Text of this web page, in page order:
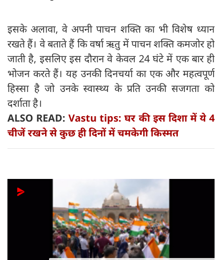
इसके अलावा, वे अपनी पाचन शक्ति का भी विशेष ध्यान
रखते हैं। वे बताते हैं कि वर्षा ऋतु में पाचन शक्ति कमजोर हो
जाती है, इसलिए इस दौरान वे केवल 24 घंटे में एक बार ही
भोजन करते हैं। यह उनकी दिनचर्या का एक और महत्वपूर्ण
हिस्सा है जो उनके स्वास्थ्य के प्रति उनकी सजगता को
दर्शाता है।
ALSO READ:Vastu tips: घर की इस दिशा में ये 4
चीजें रखने से कुछ ही दिनों में चमकेगी किस्मत